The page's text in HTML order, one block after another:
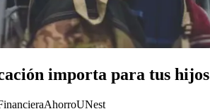
importa para tus hijos
AhorroUNest